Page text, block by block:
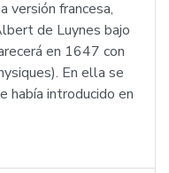
versión francesa,
de Luynes bajo
en 1647 con
En ella se
había introducido en